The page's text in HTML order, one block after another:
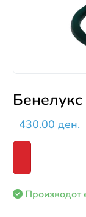
430.00 ден.
Производот